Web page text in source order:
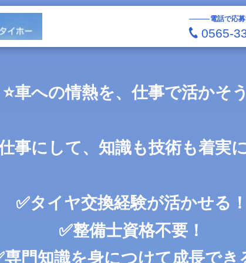
電話で応
0565-
⭐車への情熱を、仕事で活かそ
事にして、知識も技術も着実
✅タイヤ交換経験が活かせる！
✅整備士資格不要！
専門知識を身につけて成長でき